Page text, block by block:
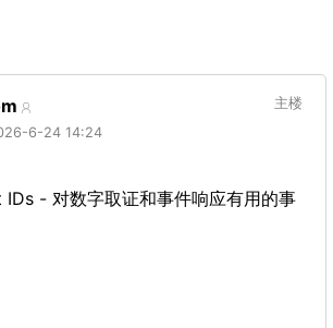
6-24 14:24
主楼
- 对数字取证和事件响应有用的事